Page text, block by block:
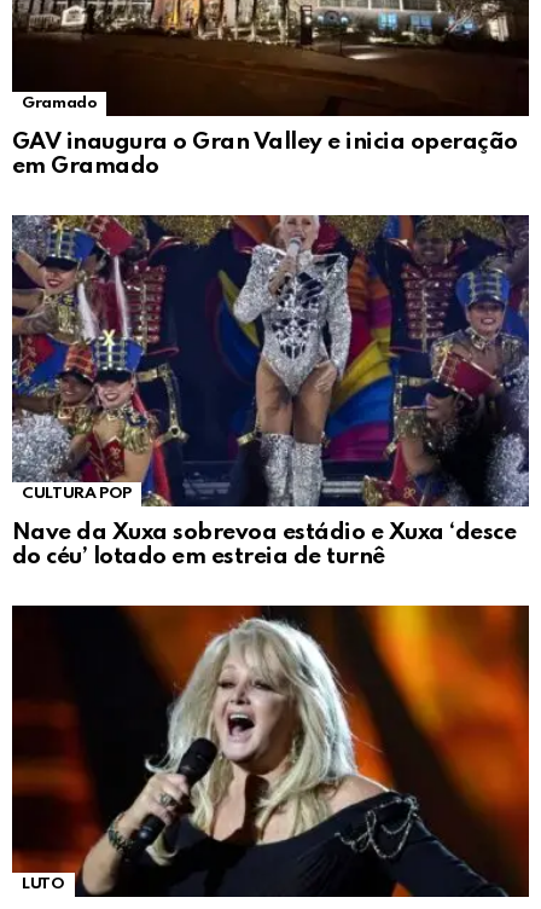
Gramado
GAV inaugura o Gran Valley e inicia operação
em Gramado
CULTURA POP
Nave da Xuxa sobrevoa estádio e Xuxa ‘desce
do céu’ lotado em estreia de turnê
LUTO